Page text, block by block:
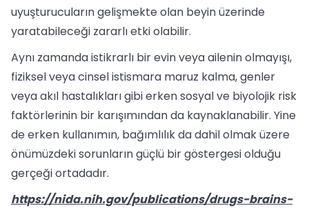
uyuşturucuların gelişmekte olan beyin üzerinde
yaratabileceği zararlı etki olabilir.
Aynı zamanda istikrarlı bir evin veya ailenin olmayışı,
fiziksel veya cinsel istismara maruz kalma, genler
veya akıl hastalıkları gibi erken sosyal ve biyolojik risk
faktörlerinin bir karışımından da kaynaklanabilir. Yine
de erken kullanımın, bağımlılık da dahil olmak üzere
önümüzdeki sorunların güçlü bir göstergesi olduğu
gerçeği ortadadır.
https://nida.nih.gov/publications/drugs-brains-